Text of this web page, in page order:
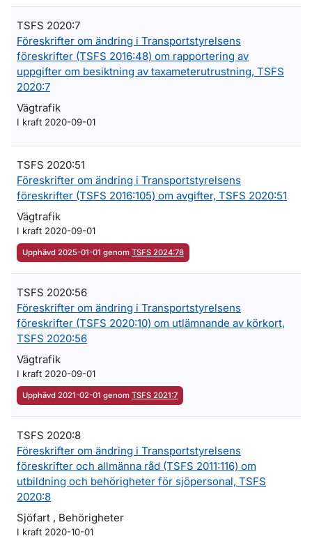
TSFS 2020:7
Föreskrifter om ändring i Transportstyrelsens
föreskrifter (TSFS 2016:48) om rapportering av
uppgifter om besiktning av taxameterutrustning, TSFS
2020:7
Vägtrafik
I kraft 2020-09-01
TSFS 2020:51
Föreskrifter om ändring i Transportstyrelsens
föreskrifter (TSFS 2016:105) om avgifter, TSFS 2020:51
Vägtrafik
I kraft 2020-09-01
Upphävd 2025-01-01 genom TSFS 2024:78
TSFS 2020:56
Föreskrifter om ändring i Transportstyrelsens
föreskrifter (TSFS 2020:10) om utlämnande av körkort,
TSFS 2020:56
Vägtrafik
I kraft 2020-09-01
Upphävd 2021-02-01 genom TSFS 2021:7
TSFS 2020:8
Föreskrifter om ändring i Transportstyrelsens
föreskrifter och allmänna råd (TSFS 2011:116) om
utbildning och behörigheter för sjöpersonal, TSFS
2020:8
Sjöfart , Behörigheter
I kraft 2020-10-01